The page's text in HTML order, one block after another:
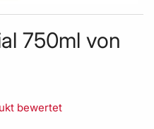
gallery
750ml von
bewertet